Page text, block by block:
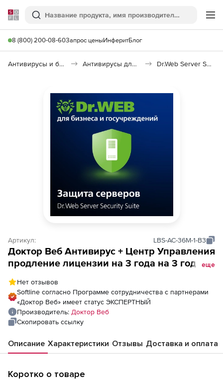
Softline
Поиск
8 (800) 200-08-60Запрос ценыИнферитБлог
Антивирусы и безопасность Антивирусы для организаций Dr.Web Server Security Suite Base Price
Артикул: LBS-AC-36M-1-B3
Доктор Веб Антивирус + Центр Управления
продление лицензии на 3 года на 3 года
еще
Нет отзывов
Softline согласно Программе сотрудничества с партнерами
«Доктор Веб» имеет статус ЭКСПЕРТНЫЙ
Производитель: Доктор Веб
Скопировать ссылку
Описание Характеристики Отзывы Доставка и оплата
Коротко о товаре